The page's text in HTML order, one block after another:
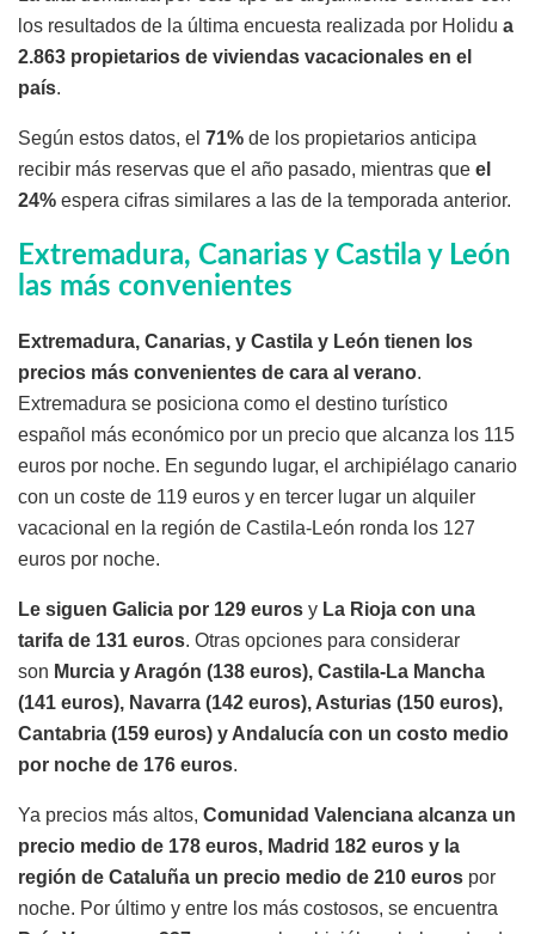
los resultados de la última encuesta realizada por Holidu a
2.863 propietarios de viviendas vacacionales en el
país.
Según estos datos, el 71% de los propietarios anticipa
recibir más reservas que el año pasado, mientras que el
24% espera cifras similares a las de la temporada anterior.
Extremadura, Canarias y Castila y León
las más convenientes
Extremadura, Canarias, y Castila y León tienen los
precios más convenientes de cara al verano.
Extremadura se posiciona como el destino turístico
español más económico por un precio que alcanza los 115
euros por noche. En segundo lugar, el archipiélago canario
con un coste de 119 euros y en tercer lugar un alquiler
vacacional en la región de Castila-León ronda los 127
euros por noche.
Le siguen Galicia por 129 euros y La Rioja con una
tarifa de 131 euros. Otras opciones para considerar
son Murcia y Aragón (138 euros), Castila-La Mancha
(141 euros), Navarra (142 euros), Asturias (150 euros),
Cantabria (159 euros) y Andalucía con un costo medio
por noche de 176 euros.
Ya precios más altos, Comunidad Valenciana alcanza un
precio medio de 178 euros, Madrid 182 euros y la
región de Cataluña un precio medio de 210 euros por
noche. Por último y entre los más costosos, se encuentra